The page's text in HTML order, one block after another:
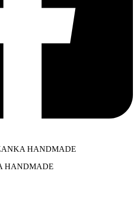
HANDMADE
HANDMADE